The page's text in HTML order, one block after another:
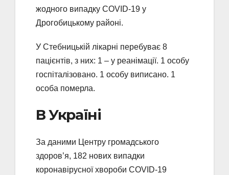
жодного випадку COVID-19 у
Дрогобицькому районі.
У Стебницькій лікарні перебуває 8
пацієнтів, з них: 1 – у реанімації. 1 особу
госпіталізовано. 1 особу виписано. 1
особа померла.
В Україні
За даними Центру громадського
здоров’я, 182 нових випадки
коронавірусної хвороби COVID-19